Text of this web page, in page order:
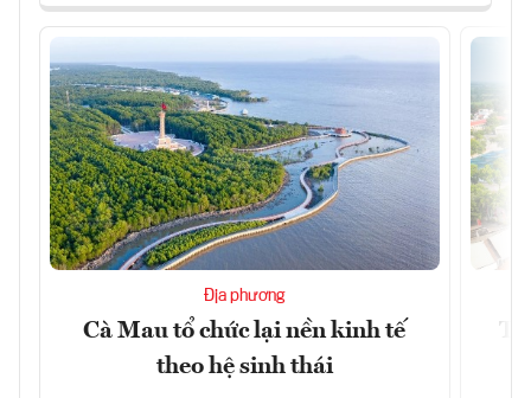
Địa phương
Cà Mau tổ chức lại nền kinh tế
theo hệ sinh thái